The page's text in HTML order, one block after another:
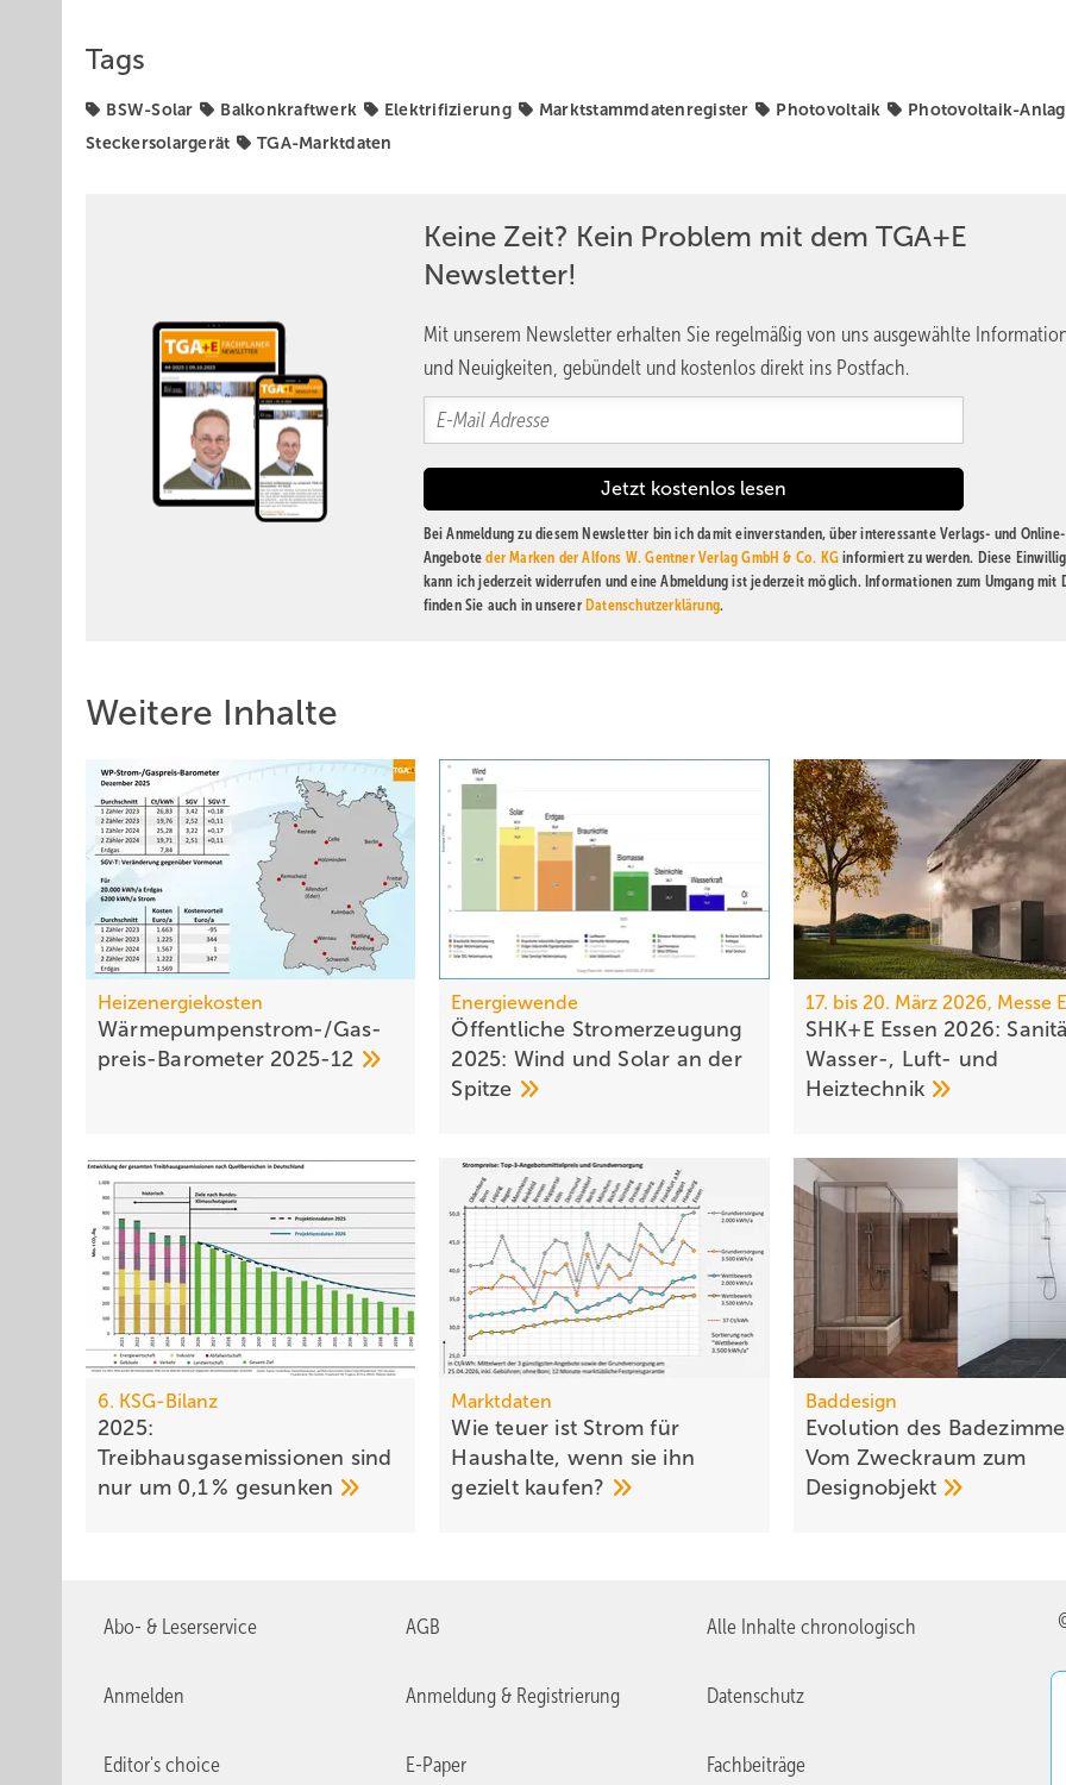
Tags
BSW-Solar Balkonkraftwerk Elektrifizierung Marktstammdatenregister Photovoltaik
Photovoltaik-
Steckersolargerät
TGA-Marktdaten
Keine Zeit? Kein Problem mit dem TGA+E
Newsletter!
Mit unserem Newsletter erhalten Sie regelmäßig von uns ausgewählte
und Neuigkeiten, gebündelt und kostenlos direkt ins Postfach.
Bei Anmeldung zu diesem Newsletter bin ich damit einverstanden, über interessante Verlags- und Online-
Angeboteder Marken der Alfons W. Gentner Verlag GmbH & Co. KG informiert zu werden. Diese
kann ich jederzeit widerrufen und eine Abmeldung ist jederzeit möglich. Informationen zum Umgang mit
finden Sie auch in unserer Datenschutzerklärung.
Weitere Inhalte
Heizenergiekosten
Wärmepumpen­strom-/Gas­
preis-Baro­meter 2025-12
Energiewende
Öffentliche Stromerzeugung
2025: Wind und Solar an der
Spitze
17. bis 20. März 2026, Messe
SHK+E Essen 2026:
Wasser-, Luft- und
Heiztechnik
6. KSG-Bilanz
2025:
Treibhausgasemissionen sind
nur um 0,1 % gesunken
Marktdaten
Wie teuer ist Strom für
Haushalte, wenn sie ihn
gezielt kaufen?
Baddesign
Evolution des
Vom Zweck­raum zum
De­sign­ob­jekt
Abo- & Leserservice AGB Alle Inhalte chronologisch
Anmelden Anmeldung & Registrierung Datenschutz
Editor's choice E-Paper Fachbeiträge